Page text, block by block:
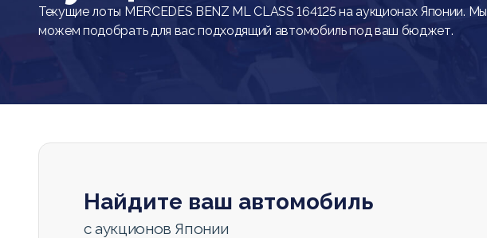
Текущие лоты MERCEDES BENZ ML CLASS 164125 на аукционах Японии. Мы
можем подобрать для вас подходящий автомобиль под ваш бюджет.
Найдите ваш автомобиль
с аукционов Японии